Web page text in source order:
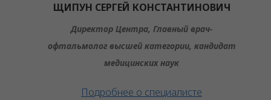
ЩИПУН СЕРГЕЙ КОНСТАНТИНОВИЧ
Директор Центра, Главный врач-
офтальмолог высшей категории, кандидат
медицинских наук
Подробнее о специалисте